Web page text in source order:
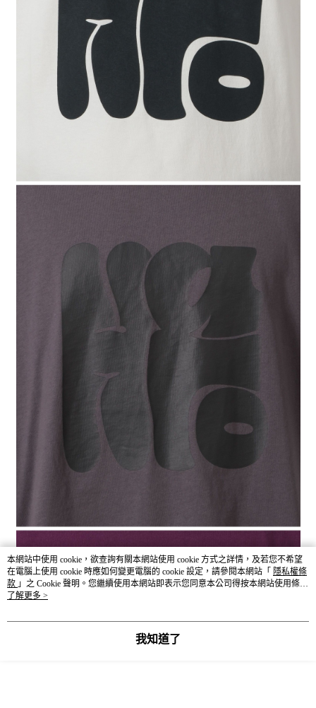
本網站中使用 cookie，欲查詢有關本網站使用 cookie 方式之詳情，及若您不希望
在電腦上使用 cookie 時應如何變更電腦的 cookie 設定，請參閱本網站「 隱私權條
款 」之 Cookie 聲明。您繼續使用本網站即表示您同意本公司得按本網站使用條款
之 Cookie 聲明使用 cookie。
了解更多 >
我知道了